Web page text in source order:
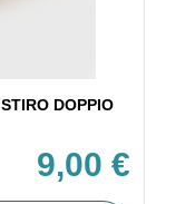
DOPPIO
9,00 €